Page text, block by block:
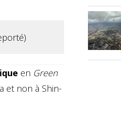
en Green
et non à Shin-